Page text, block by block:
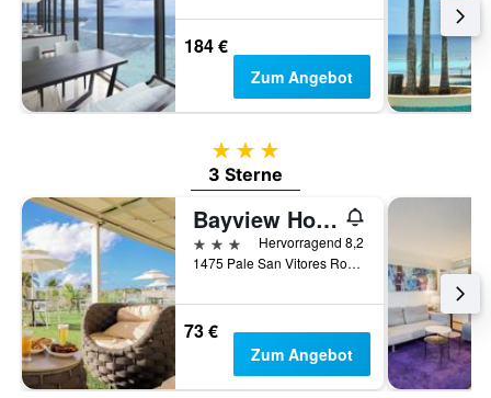
184 €
Zum Angebot
3 Sterne
3 Sterne
Bayview Hotel Guam
3 Sterne
Hervorragend 8,2
1475 Pale San Vitores Road, Tamuning, Guam
73 €
Zum Angebot